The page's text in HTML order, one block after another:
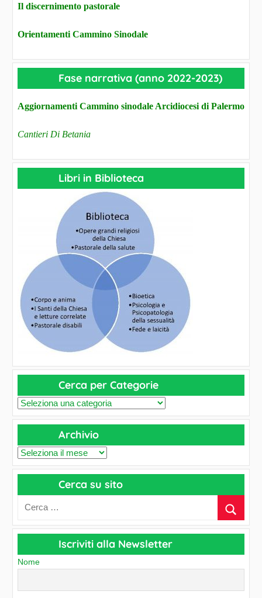
Il discernimento pastorale
Orientamenti Cammino Sinodale
Fase narrativa (anno 2022-2023)
Aggiornamenti Cammino sinodale Arcidiocesi di Palermo
Cantieri Di Betania
Libri in Biblioteca
Cerca per Categorie
C
e
c
a
e
C
t
e
Archivio
A
r
h
v
o
Cerca su sito
Iscriviti alla Newsletter
Nome